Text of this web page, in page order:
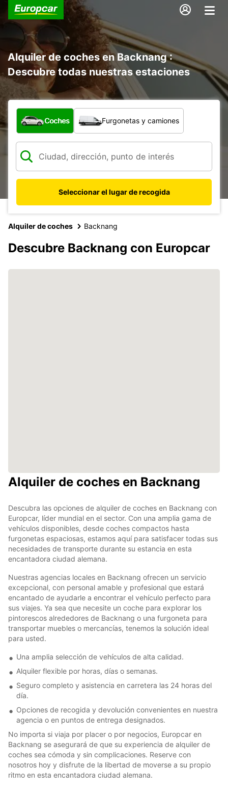
Alquiler de coches en Backnang :
Descubre todas nuestras estaciones
¿Qué tipo de vehículo?
Coches Furgonetas y camiones
Seleccionar el lugar de recogida
Alquiler de coches Backnang
Descubre Backnang con Europcar
Alquiler de coches en Backnang
Descubra las opciones de alquiler de coches en Backnang con
Europcar, líder mundial en el sector. Con una amplia gama de
vehículos disponibles, desde coches compactos hasta
furgonetas espaciosas, estamos aquí para satisfacer todas sus
necesidades de transporte durante su estancia en esta
encantadora ciudad alemana.
Nuestras agencias locales en Backnang ofrecen un servicio
excepcional, con personal amable y profesional que estará
encantado de ayudarle a encontrar el vehículo perfecto para
sus viajes. Ya sea que necesite un coche para explorar los
pintorescos alrededores de Backnang o una furgoneta para
transportar muebles o mercancías, tenemos la solución ideal
para usted.
Una amplia selección de vehículos de alta calidad.
Alquiler flexible por horas, días o semanas.
Seguro completo y asistencia en carretera las 24 horas del
día.
Opciones de recogida y devolución convenientes en nuestra
agencia o en puntos de entrega designados.
No importa si viaja por placer o por negocios, Europcar en
Backnang se asegurará de que su experiencia de alquiler de
coches sea cómoda y sin complicaciones. Reserve con
nosotros hoy y disfrute de la libertad de moverse a su propio
ritmo en esta encantadora ciudad alemana.